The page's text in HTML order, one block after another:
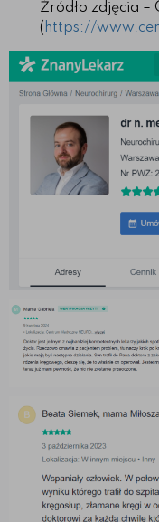
Źródło zdjęcia –
( https://